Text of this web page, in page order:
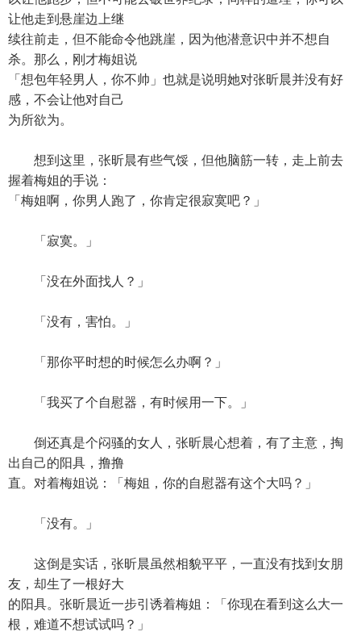
让他走到悬崖边上继
续往前走，但不能命令他跳崖，因为他潜意识中并不想自
杀。那么，刚才梅姐说
「想包年轻男人，你不帅」也就是说明她对张昕晨并没有好
感，不会让他对自己
为所欲为。
想到这里，张昕晨有些气馁，但他脑筋一转，走上前去
握着梅姐的手说：
「梅姐啊，你男人跑了，你肯定很寂寞吧？」
「寂寞。」
「没在外面找人？」
「没有，害怕。」
「那你平时想的时候怎么办啊？」
「我买了个自慰器，有时候用一下。」
倒还真是个闷骚的女人，张昕晨心想着，有了主意，掏
出自己的阳具，撸撸
直。对着梅姐说：「梅姐，你的自慰器有这个大吗？」
「没有。」
这倒是实话，张昕晨虽然相貌平平，一直没有找到女朋
友，却生了一根好大
的阳具。张昕晨近一步引诱着梅姐：「你现在看到这么大一
根，难道不想试试吗？」